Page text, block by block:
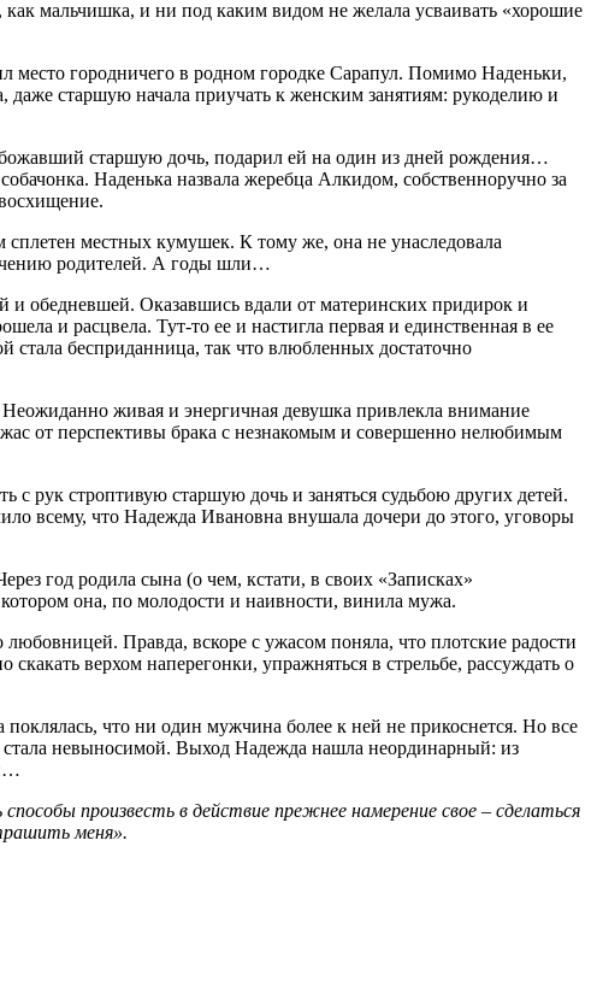
как мальчишка, и ни под каким видом не желала усваивать «хорошие
место городничего в родном городке Сарапул. Помимо Наденьки,
старшую начала приучать к женским занятиям: рукоделию и
старшую дочь, подарил ей на один из дней рождения…
Наденька назвала жеребца Алкидом, собственноручно за
местных кумушек. К тому же, она не унаследовала
родителей. А годы шли…
обедневшей. Оказавшись вдали от материнских придирок и
и расцвела. Тут-то ее и настигла первая и единственная в ее
бесприданница, так что влюбленных достаточно
живая и энергичная девушка привлекла внимание
от перспективы брака с незнакомым и совершенно нелюбимым
с рук строптивую старшую дочь и заняться судьбою других детей.
всему, что Надежда Ивановна внушала дочери до этого, уговоры
год родила сына (о чем, кстати, в своих «Записках»
она, по молодости и наивности, винила мужа.
любовницей. Правда, вскоре с ужасом поняла, что плотские радости
верхом наперегонки, упражняться в стрельбе, рассуждать о
что ни один мужчина более к ней не прикоснется. Но все
невыносимой. Выход Надежда нашла неординарный: из
произвесть в действие прежнее намерение свое – сделаться
меня».